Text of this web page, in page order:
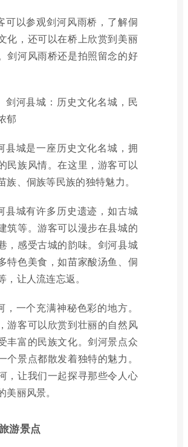
可以参观剑河风雨桥，了解侗
化，还可以在桥上欣赏到美丽
剑河风雨桥还是拍照留念的好
剑河县城：历史文化名城，民
郁
县城是一座历史文化名城，拥
民族风情。在这里，游客可以
族、侗族等民族的独特魅力。
县城有许多历史遗迹，如古城
筑等。游客可以漫步在县城的
，感受古城的韵味。剑河县城
特色美食，如苗家酸汤鱼、侗
，让人流连忘返。
，一个充满神秘色彩的地方。
游客可以欣赏到壮丽的自然风
丰富的民族文化。剑河景点众
个景点都散发着独特的魅力。
，让我们一起探寻那些令人心
美丽风景。
游景点